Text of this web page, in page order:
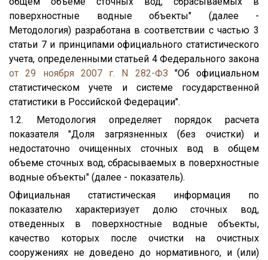
поверхностные водные объекты" (далее -
Методология) разработана в соответствии с частью 3
статьи 7 и принципами официального статистического
учета, определенными статьей 4 Федерального закона
от 29 ноября 2007 г. N 282-ФЗ "Об официальном
статистическом учете и системе государственной
статистики в Российской Федерации".
1.2. Методология определяет порядок расчета
показателя "Доля загрязненных (без очистки) и
недостаточно очищенных сточных вод в общем
объеме сточных вод, сбрасываемых в поверхностные
водные объекты" (далее - показатель).
Официальная статистическая информация по
показателю характеризует долю сточных вод,
отведенных в поверхностные водные объекты,
качество которых после очистки на очистных
сооружениях не доведено до нормативного, и (или)